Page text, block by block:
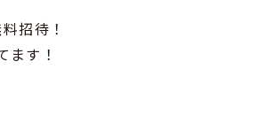
招待！
ます！